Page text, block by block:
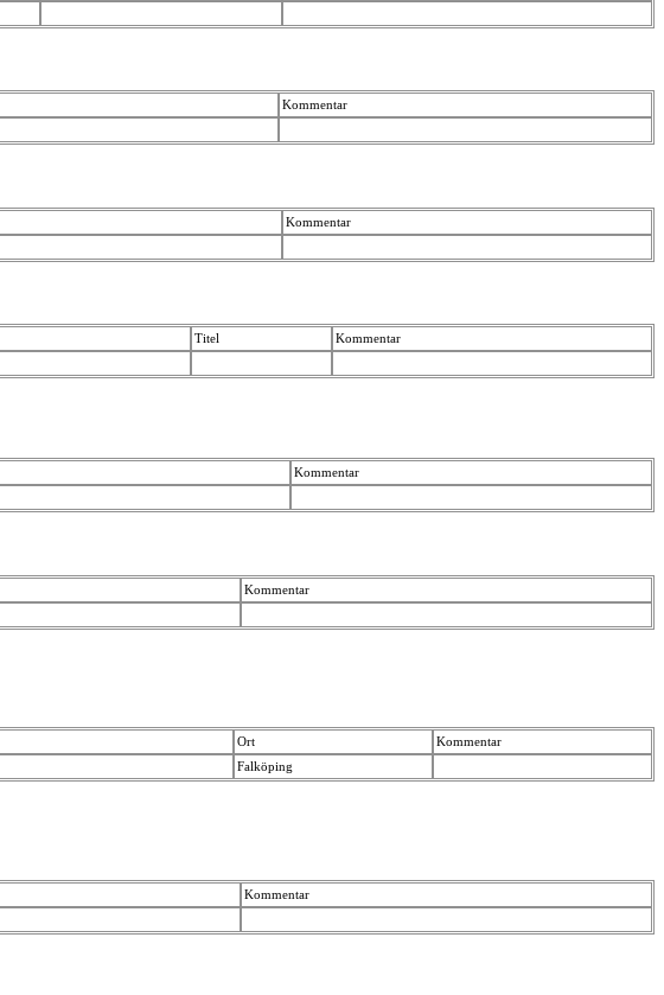
Kommentar
Kommentar
Titel
Kommentar
Kommentar
Kommentar
Ort
Kommentar
Falköping
Kommentar